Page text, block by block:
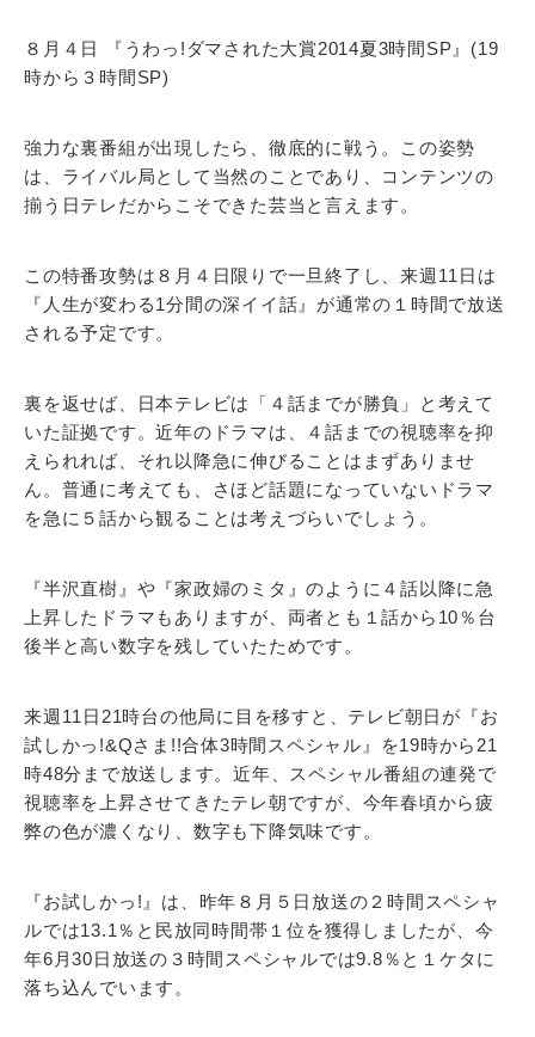
８月４日 『うわっ!ダマされた大賞2014夏3時間SP』(19
時から３時間SP)
強力な裏番組が出現したら、徹底的に戦う。この姿勢
は、ライバル局として当然のことであり、コンテンツの
揃う日テレだからこそできた芸当と言えます。
この特番攻勢は８月４日限りで一旦終了し、来週11日は
『人生が変わる1分間の深イイ話』が通常の１時間で放送
される予定です。
裏を返せば、日本テレビは「４話までが勝負」と考えて
いた証拠です。近年のドラマは、４話までの視聴率を抑
えられれば、それ以降急に伸びることはまずありませ
ん。普通に考えても、さほど話題になっていないドラマ
を急に５話から観ることは考えづらいでしょう。
『半沢直樹』や『家政婦のミタ』のように４話以降に急
上昇したドラマもありますが、両者とも１話から10％台
後半と高い数字を残していたためです。
来週11日21時台の他局に目を移すと、テレビ朝日が『お
試しかっ!&Qさま!!合体3時間スペシャル』を19時から21
時48分まで放送します。近年、スペシャル番組の連発で
視聴率を上昇させてきたテレ朝ですが、今年春頃から疲
弊の色が濃くなり、数字も下降気味です。
『お試しかっ!』は、昨年８月５日放送の２時間スペシャ
ルでは13.1％と民放同時間帯１位を獲得しましたが、今
年6月30日放送の３時間スペシャルでは9.8％と１ケタに
落ち込んでいます。